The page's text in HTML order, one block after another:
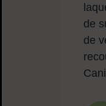
de
de